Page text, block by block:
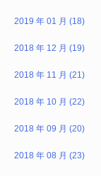
2019 年 01 月 (18)
2018 年 12 月 (19)
2018 年 11 月 (21)
2018 年 10 月 (22)
2018 年 09 月 (20)
2018 年 08 月 (23)